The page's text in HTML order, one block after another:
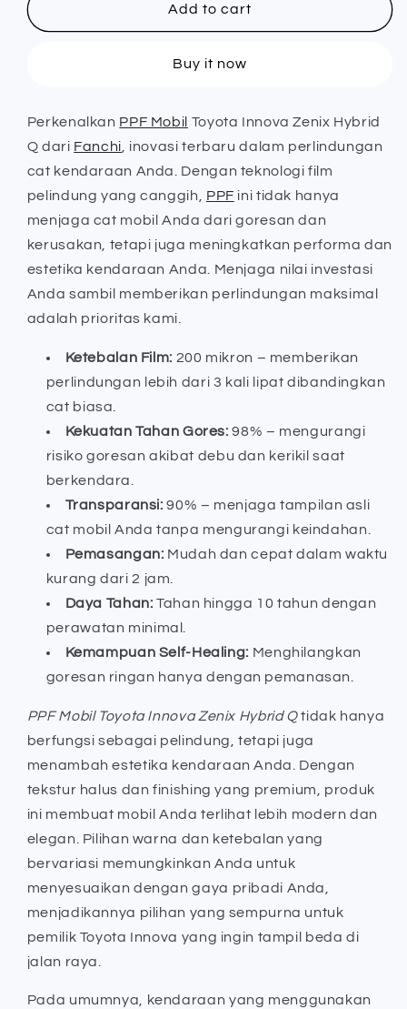
Mobil
Q
-
Fanchi
Mobil
Innova
Q
-
Fanchi
Add to cart
Buy it now
Perkenalkan PPF Mobil Toyota Innova Zenix Hybrid
Q dari Fanchi , inovasi terbaru dalam perlindungan
cat kendaraan Anda. Dengan teknologi film
pelindung yang canggih, PPF ini tidak hanya
menjaga cat mobil Anda dari goresan dan
kerusakan, tetapi juga meningkatkan performa dan
estetika kendaraan Anda. Menjaga nilai investasi
Anda sambil memberikan perlindungan maksimal
adalah prioritas kami.
Ketebalan Film: 200 mikron – memberikan
perlindungan lebih dari 3 kali lipat dibandingkan
cat biasa.
Kekuatan Tahan Gores: 98% – mengurangi
risiko goresan akibat debu dan kerikil saat
berkendara.
Transparansi: 90% – menjaga tampilan asli
cat mobil Anda tanpa mengurangi keindahan.
Pemasangan: Mudah dan cepat dalam waktu
kurang dari 2 jam.
Daya Tahan: Tahan hingga 10 tahun dengan
perawatan minimal.
Kemampuan Self-Healing: Menghilangkan
goresan ringan hanya dengan pemanasan.
PPF Mobil Toyota Innova Zenix Hybrid Qtidak hanya
berfungsi sebagai pelindung, tetapi juga
menambah estetika kendaraan Anda. Dengan
tekstur halus dan finishing yang premium, produk
ini membuat mobil Anda terlihat lebih modern dan
elegan. Pilihan warna dan ketebalan yang
bervariasi memungkinkan Anda untuk
menyesuaikan dengan gaya pribadi Anda,
menjadikannya pilihan yang sempurna untuk
pemilik Toyota Innova yang ingin tampil beda di
jalan raya.
Pada umumnya, kendaraan yang menggunakan